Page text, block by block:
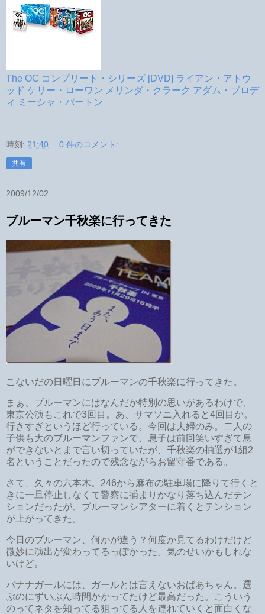
The OC コンプリート・シリーズ [DVD] ライアン・アトウ
ッド ケリー・ローワン メリンダ・クラーク アダム・ブロデ
ィ ミーシャ・バートン
時刻: 21:40 0 件のコメント:
共有
2009/12/02
ブルーマン千秋楽に行ってきた
こないだの日曜日にブルーマンの千秋楽に行ってきた。
まぁ、ブルーマンにはなんだか特別の思いがあるわけで、
東京公演もこれで3回目。あ、サマソニ入れると4回目か。
行きすぎというほど行っている。今回は夫婦のみ。二人の
子供も大のブルーマンファンで、息子は前回笑いすぎて息
ができないとまで言い切っていたが、千秋楽の抽選が1組2
名ということだったので残念ながらお留守番である。
さて、久々の六本木。246から麻布の駐車場に降りて行くと
きに一旦停止しなくて警察に捕まりかなり落ち込んだテン
ションだったが、ブルーマンシアターに着くとテンション
が上がってきた。
今日のブルーマン、何かが違う？何度か見てるわけだけど
微妙に演出が変わってるっぽかった。気のせいかもしれな
いけど。
バナナガールには、ガールとは言えないおばあちゃん。選
ぶのにずいぶん時間かかってたけど最高だった。こういう
のってネタを知ってる狙ってる人を連れていくと面白くな